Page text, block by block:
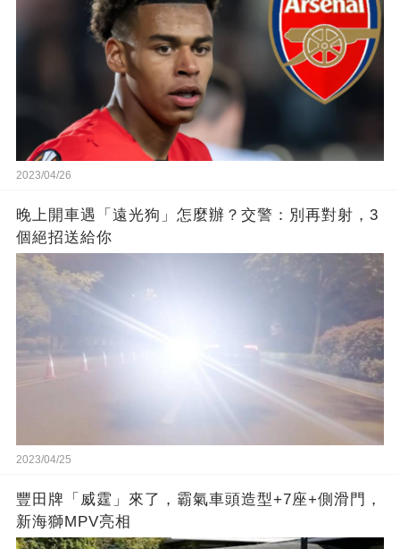
2023/04/26
晚上開車遇「遠光狗」怎麼辦？交警：別再對射，3
個絕招送給你
2023/04/25
豐田牌「威霆」來了，霸氣車頭造型+7座+側滑門，
新海獅MPV亮相